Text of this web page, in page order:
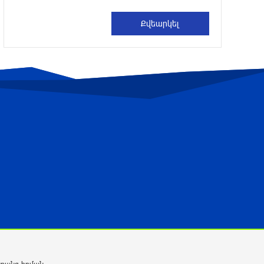
Հայկական կոնյակի և գինու վաճառքի
անկում
Պատմական ամնեզիա. Ինչո՞ւ է
4 ժամ առաջ